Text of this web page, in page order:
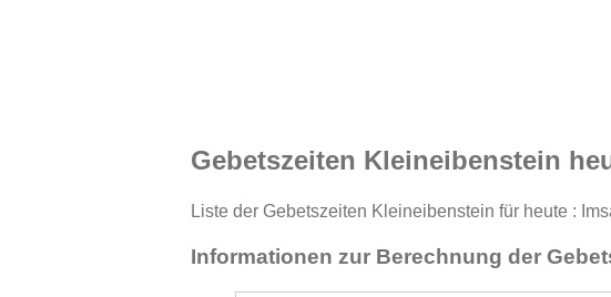
Gebetszeiten Kleineibenstein
Liste der Gebetszeiten Kleineibenstein für heute :
Informationen zur Berechnung der